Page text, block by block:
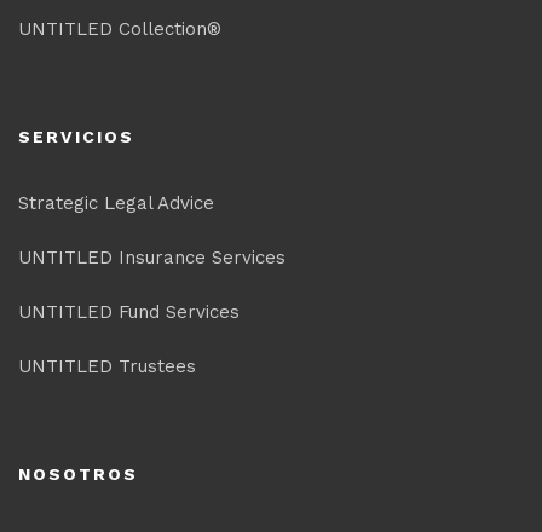
UNTITLED Collection®
SERVICIOS
Strategic Legal Advice
UNTITLED Insurance Services
UNTITLED Fund Services
UNTITLED Trustees
NOSOTROS